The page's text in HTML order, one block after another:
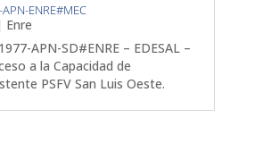
ENRE#MEC
Enre
APN-SD#ENRE – EDESAL –
a la Capacidad de
PSFV San Luis Oeste.